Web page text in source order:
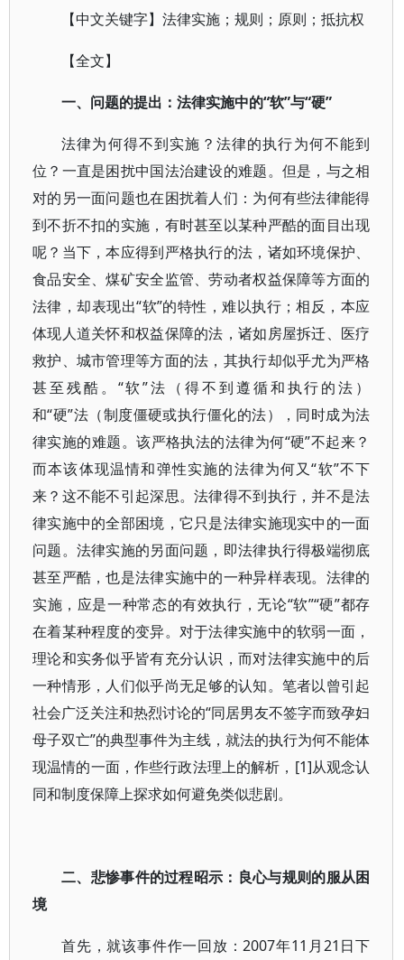
【中文关键字】法律实施；规则；原则；抵抗权
【全文】
一、问题的提出：法律实施中的“软”与“硬”
法律为何得不到实施？法律的执行为何不能到
位？一直是困扰中国法治建设的难题。但是，与之相
对的另一面问题也在困扰着人们：为何有些法律能得
到不折不扣的实施，有时甚至以某种严酷的面目出现
呢？当下，本应得到严格执行的法，诸如环境保护、
食品安全、煤矿安全监管、劳动者权益保障等方面的
法律，却表现出“软”的特性，难以执行；相反，本应
体现人道关怀和权益保障的法，诸如房屋拆迁、医疗
救护、城市管理等方面的法，其执行却似乎尤为严格
甚至残酷。“软”法（得不到遵循和执行的法）
和“硬”法（制度僵硬或执行僵化的法），同时成为法
律实施的难题。该严格执法的法律为何“硬”不起来？
而本该体现温情和弹性实施的法律为何又“软”不下
来？这不能不引起深思。法律得不到执行，并不是法
律实施中的全部困境，它只是法律实施现实中的一面
问题。法律实施的另面问题，即法律执行得极端彻底
甚至严酷，也是法律实施中的一种异样表现。法律的
实施，应是一种常态的有效执行，无论“软”“硬”都存
在着某种程度的变异。对于法律实施中的软弱一面，
理论和实务似乎皆有充分认识，而对法律实施中的后
一种情形，人们似乎尚无足够的认知。笔者以曾引起
社会广泛关注和热烈讨论的“同居男友不签字而致孕妇
母子双亡”的典型事件为主线，就法的执行为何不能体
现温情的一面，作些行政法理上的解析，[1]从观念认
同和制度保障上探求如何避免类似悲剧。
二、悲惨事件的过程昭示：良心与规则的服从困
境
首先，就该事件作一回放：2007年11月21日下